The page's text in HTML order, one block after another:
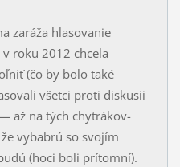
zaráža hlasovanie
v roku 2012 chcela
(čo by bolo také
všetci proti diskusii
až na tých chytrákov-
vybabrú so svojím
(hoci boli prítomní).